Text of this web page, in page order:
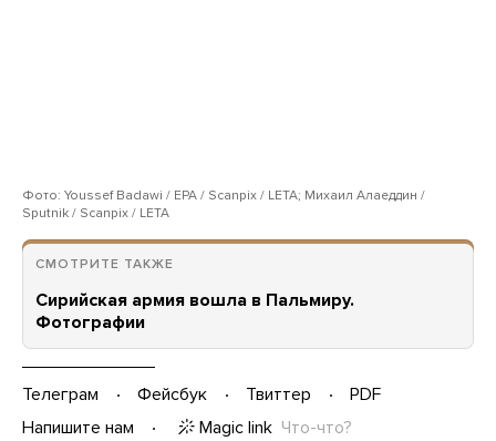
Фото: Youssef Badawi / EPA / Scanpix / LETA; Михаил Алаеддин /
Sputnik / Scanpix / LETA
СМОТРИТЕ ТАКЖЕ
Сирийская армия вошла в Пальмиру.
Фотографии
Телеграм Фейсбук Твиттер
PDF
Напишите нам
Magic link Что-что?